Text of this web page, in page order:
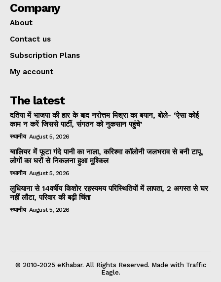
Company
About
Contact us
Subscription Plans
My account
The latest
दतिया में भाजपा की हार के बाद नरोत्तम मिश्रा का बयान, बोले- ‘ऐसा कोई
काम न करें जिससे पार्टी, संगठन को नुकसान पहुंचे’
स्थानीय August 5, 2026
ग्वालियर में फूटा गंदे पानी का नाला, करिश्मा कॉलोनी जलभराव से बनी टापू,
लोगों का घरों से निकलना हुआ मुश्किल
स्थानीय August 5, 2026
लुधियाना से 14वर्षीय किशोर रहस्यमय परिस्थितियों में लापता, 2 अगस्त से घर
नहीं लौटा, परिवार की बढ़ी चिंता
स्थानीय August 5, 2026
© 2010-2025 eKhabar. All Rights Reserved. Made with Traffic
Eagle.